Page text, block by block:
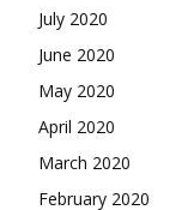
July 2020
June 2020
May 2020
April 2020
March 2020
February 2020